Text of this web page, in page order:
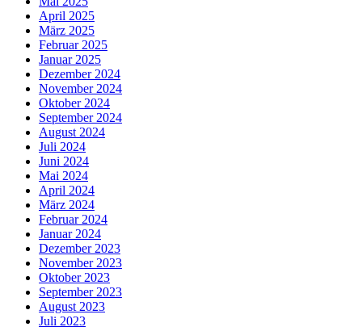
April 2025
März 2025
Februar 2025
Januar 2025
Dezember 2024
November 2024
Oktober 2024
September 2024
August 2024
Juli 2024
Juni 2024
Mai 2024
April 2024
März 2024
Februar 2024
Januar 2024
Dezember 2023
November 2023
Oktober 2023
September 2023
August 2023
Juli 2023